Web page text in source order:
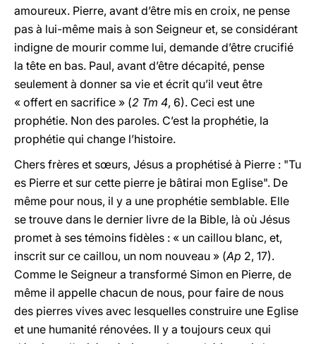
amoureux. Pierre, avant d’être mis en croix, ne pense
pas à lui-même mais à son Seigneur et, se considérant
indigne de mourir comme lui, demande d’être crucifié
la tête en bas. Paul, avant d’être décapité, pense
seulement à donner sa vie et écrit qu’il veut être
« offert en sacrifice » (2 Tm 4, 6). Ceci est une
prophétie. Non des paroles. C’est la prophétie, la
prophétie qui change l’histoire.
Chers frères et sœurs, Jésus a prophétisé à Pierre : "Tu
es Pierre et sur cette pierre je bâtirai mon Eglise". De
même pour nous, il y a une prophétie semblable. Elle
se trouve dans le dernier livre de la Bible, là où Jésus
promet à ses témoins fidèles : « un caillou blanc, et,
inscrit sur ce caillou, un nom nouveau » (Ap 2, 17).
Comme le Seigneur a transformé Simon en Pierre, de
même il appelle chacun de nous, pour faire de nous
des pierres vives avec lesquelles construire une Eglise
et une humanité rénovées. Il y a toujours ceux qui